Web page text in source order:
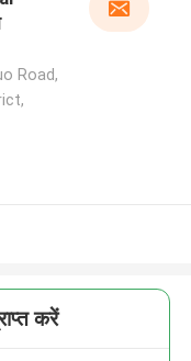
Road,
करें